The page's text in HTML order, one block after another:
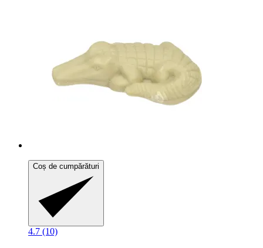
Coș de cumpărături
4.7 (10)